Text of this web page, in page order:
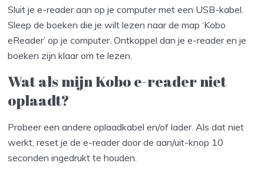
Sluit je e-reader aan op je computer met een USB-kabel.
Sleep de boeken die je wilt lezen naar de map ‘Kobo
eReader’ op je computer. Ontkoppel dan je e-reader en je
boeken zijn klaar om te lezen.
Wat als mijn Kobo e-reader niet
oplaadt?
Probeer een andere oplaadkabel en/of lader. Als dat niet
werkt, reset je de e-reader door de aan/uit-knop 10
seconden ingedrukt te houden.